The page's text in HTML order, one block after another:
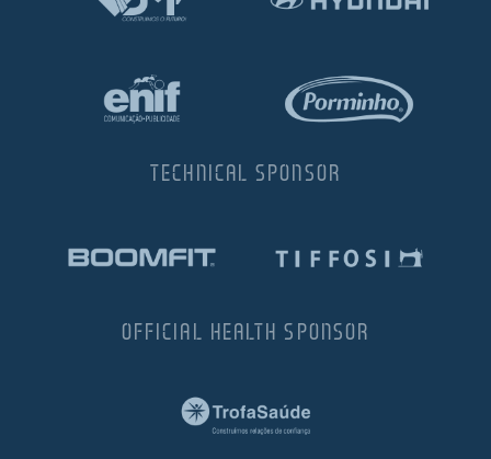
TECHNICAL SPONSOR
OFFICIAL HEALTH SPONSOR